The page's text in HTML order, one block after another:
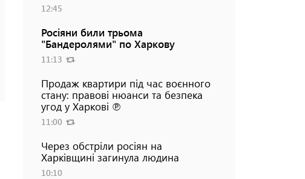
12:45
Росіяни били трьома
"Бандеролями" по Харкову
11:13
Продаж квартири під час воєнного
стану: правові нюанси та безпека
угод у Харкові ℗
11:00
Через обстріли росіян на
Харківщині загинула людина
10:10